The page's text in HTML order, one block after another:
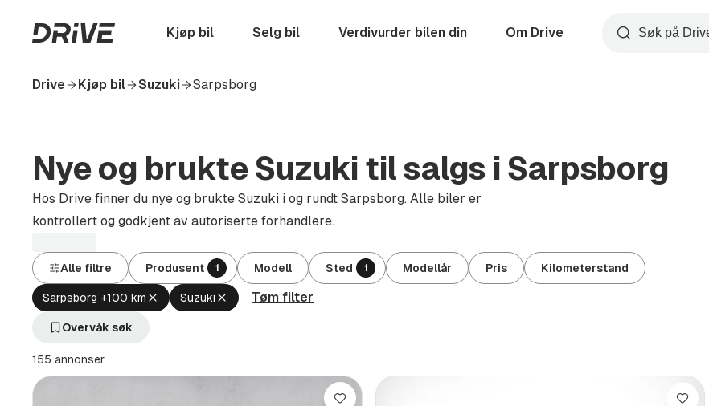
hovedinnhold
Startside Kjøp bil Selg bil Verdivurder bilen din Om Drive Søk
Drive Kjøp bil Suzuki Sarpsborg
Nye og brukte Suzuki til salgs i Sarpsborg
Hos Drive finner du nye og brukte Suzuki i og rundt Sarpsborg. Alle biler er
kontrollert og godkjent av autoriserte forhandlere.
Alle filtre Produsent 1 Modell Sted 1 Modellår Pris Kilometerstand
Sarpsborg +100 km Fjern
aktivt
Suzuki Fjern
aktivt
Tøm filter
Overvåk søk
155 annonser